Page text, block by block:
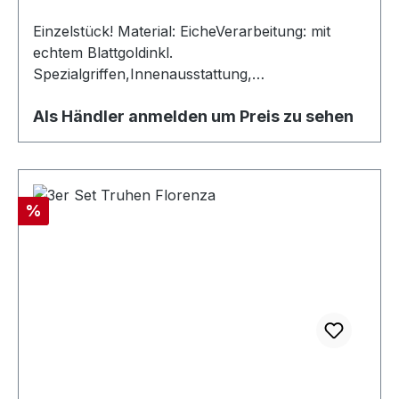
Einzelstück! Material: EicheVerarbeitung: mit
echtem Blattgoldinkl.
Spezialgriffen,Innenausstattung,
Als Händler anmelden um Preis zu sehen
Rabatt
%